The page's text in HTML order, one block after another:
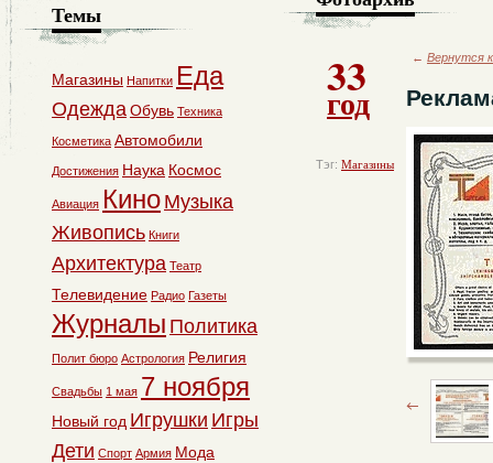
33
год
Тэг: Магазины
← Вернутся
Темы
Магазины Напитки Еда
ОдеждаОбувь Техника
Косметика Автомобили
Достижения Наука Космос
Авиация Кино Музыка
Живопись Книги
Архитектура Театр
Телевидение Радио Газеты
Журналы Политика
Полит бюро Астрология Религия
Свадьбы 1 мая 7 ноября
Новый год Игрушки Игры
Дети Спорт Армия Мода